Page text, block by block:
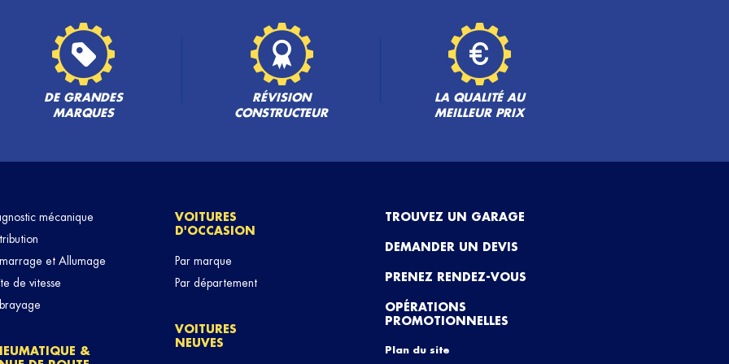
DE GRANDES
MARQUES
RÉVISION
CONSTRUCTEUR
LA QUALITÉ AU
MEILLEUR PRIX
mécanique
et Allumage
de vitesse
&
VOITURES
D'OCCASION
Par marque
Par département
VOITURES
NEUVES
TROUVEZ UN GARAGE
DEMANDER UN DEVIS
PRENEZ RENDEZ-VOUS
OPÉRATIONS
PROMOTIONNELLES
Plan du site